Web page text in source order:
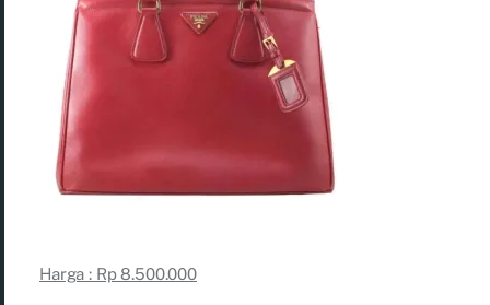
Harga : Rp 8.500.000